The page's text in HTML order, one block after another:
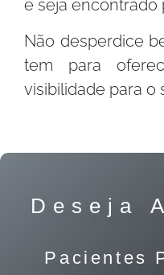
e seja encontrado
Não desperdice
tem para
visibilidade para o
Deseja
Pacientes